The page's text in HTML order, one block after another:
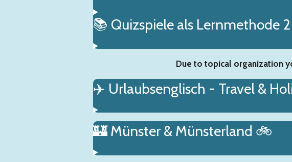
📚 Quizspiele als Lernmethode
Due to topical organization
✈️ Urlaubsenglisch - Travel &
🏰 Münster & Münsterland 🚲